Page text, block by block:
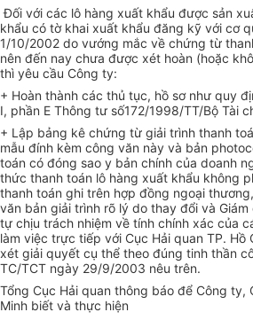
Đối với các lô hàng xuất khẩu được sản
khẩu có tờ khai xuất khẩu đăng kỹ với cơ
1/10/2002 do vướng mắc về chứng từ
nên đến nay chưa được xét hoàn (hoặc
thì yêu cầu Công ty:
+ Hoàn thành các thủ tục, hồ sơ như quy
I, phần E Thông tư số172/1998/TT/Bộ Tài
+ Lập bảng kê chứng từ giải trình thanh
mẫu đính kèm công văn này và bản
toán có đóng sao y bản chính của doanh
thức thanh toán lô hàng xuất khẩu không
thanh toán ghi trên hợp đồng ngoại
văn bản giải trình rõ lý do thay đổi và
tự chịu trách nhiệm về tính chính xác của
làm việc trực tiếp với Cục Hải quan TP. Hồ
xét giải quyết cụ thể theo đúng tinh thần
TC/TCT ngày 29/9/2003 nêu trên.
Tổng Cục Hải quan thông báo để Công ty,
Minh biết và thực hiện